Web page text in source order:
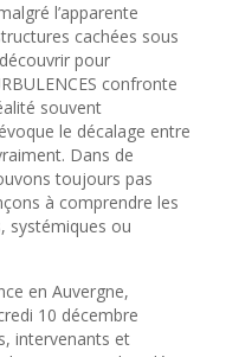
l’apparente
cachées sous
pour
confronte
souvent
le décalage entre
Dans de
toujours pas
à comprendre les
systémiques ou
en Auvergne,
10 décembre
intervenants et